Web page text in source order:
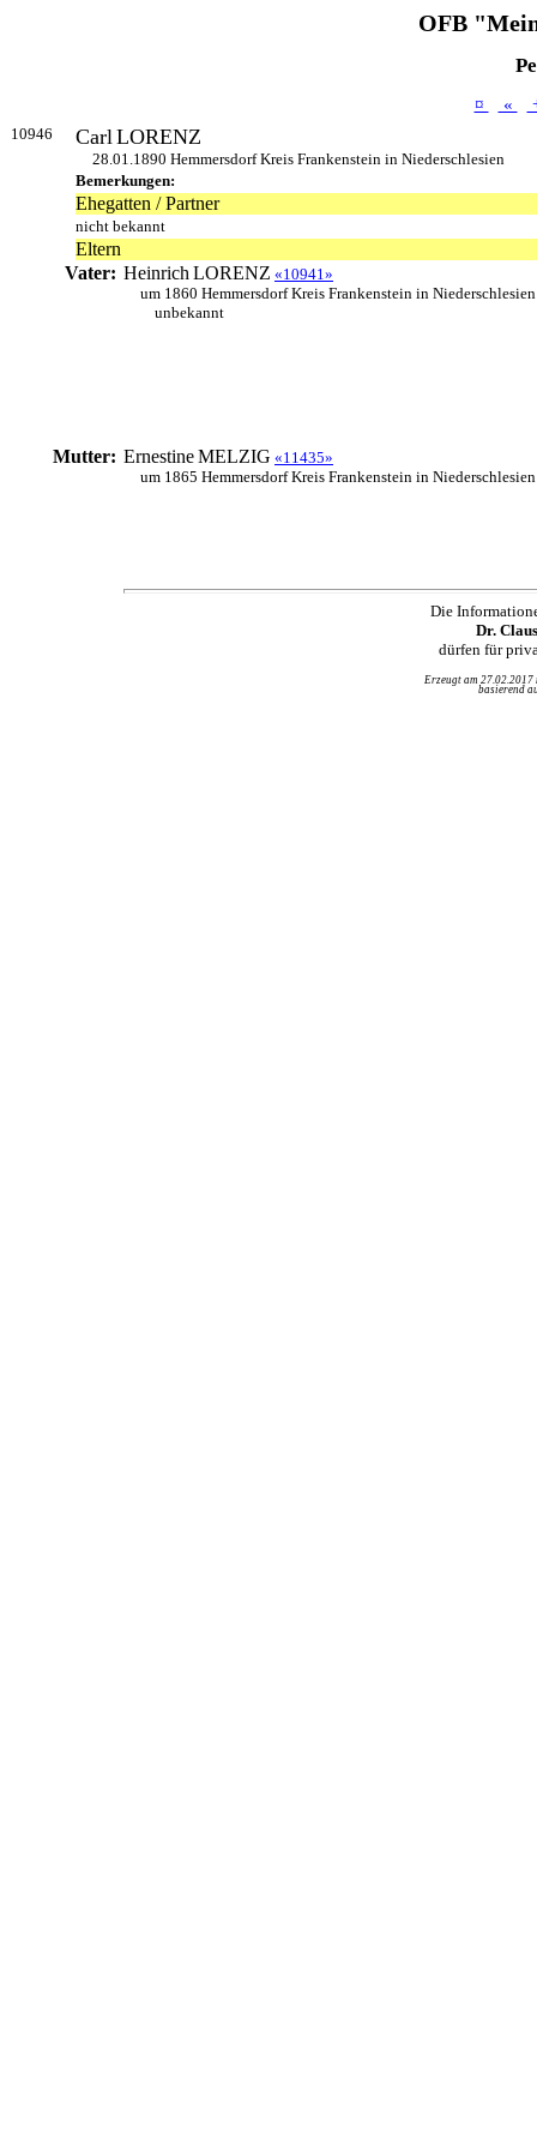
OFB
¤ «
10946 CarlLORENZ
28.01.1890 Hemmersdorf Kreis Frankenstein in Niederschlesien
Bemerkungen:
Ehegatten / Partner
nicht bekannt
Eltern
Vater: Heinrich LORENZ «10941»
um 1860 Hemmersdorf Kreis Frankenstein in Niederschlesien
unbekannt
Mutter: ErnestineMELZIG «11435»
um 1865 Hemmersdorf Kreis Frankenstein in Niederschlesien
Die
Dr.
dürfen für
Erzeugt am
basierend